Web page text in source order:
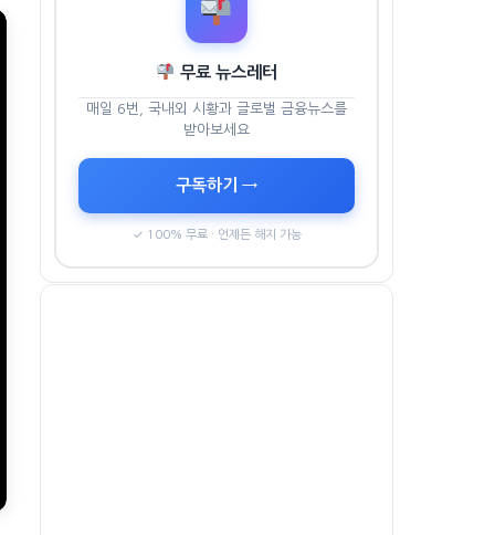
무료 뉴스레터
매일 6번, 국내외 시황과 글로벌 금융뉴스를
받아보세요
구독하기 →
✓ 100% 무료 · 언제든 해지 가능